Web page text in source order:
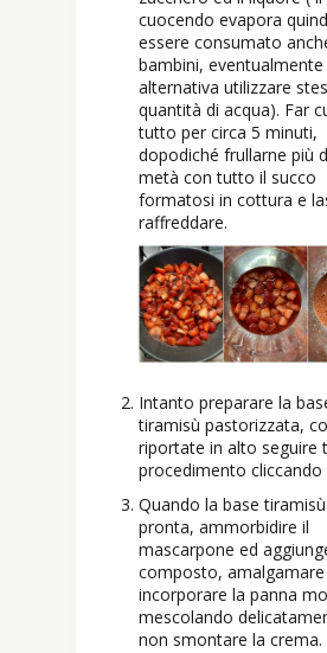
cuocendo evapora
essere consumato
bambini, eventualmente
alternativa utilizzare
quantità di acqua). Far
tutto per circa 5 minuti,
dopodiché frullarne più
metà con tutto il succo
formatosi in cottura e
raffreddare.
Intanto preparare la
tiramisù pastorizzata,
riportate in alto seguire
procedimento cliccando
Quando la base
pronta, ammorbidire il
mascarpone ed
composto,
incorporare la panna
mescolando
non smontare la crema.